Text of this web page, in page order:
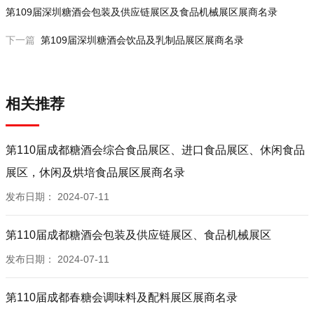
10C030T-1 波尔多吉洛（厦门）进出口有限公司
10C032T-5 深圳市卡普酒业有限公司
10C035T 上海风土酒业有限公司
10C036T 戴斯威登国际酒庄有限公司
10C039T 路邑(上海)进出口有限公司
10C042T 红驼酒业集团有限公司
10C049T 江西中田酒业有限公司
10D037T 上海沓莱进出口贸易有限公司
10D038T 珠海新伟源酒业有限公司
10D043T,10D044T 广东仙津保健饮料食品有限公司
12C010T-A 宁波茂烨国际贸易有限公司
12C014T 醺怡饮品（广州）有限公司
12C025T-A 曹县松江工艺品有限公司
12C025T-B 优铭酒国际贸易(上海)有限公司
12C027T 烟台高升酒业有限公司
12D026T-A 曹县志光木艺有限公司
12D026T-B 神树酒庄（广州）精品酒业有限公司
12D026T-D 广西德胜酒业营销有限公司
第109届深圳糖酒会包装及供应链展区及食品机械展区展商名录
下一篇 第109届深圳糖酒会饮品及乳制品展区展商名录
相关推荐
第110届成都糖酒会综合食品展区、进口食品展区、休闲食品
展区，休闲及烘培食品展区展商名录
发布日期： 2024-07-11
第110届成都糖酒会包装及供应链展区、食品机械展区
发布日期： 2024-07-11
第110届成都春糖会调味料及配料展区展商名录